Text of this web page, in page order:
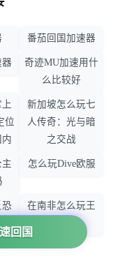
回国
番茄回国加速器
奇迹MU加速用什
么比较好
位
新加坡怎么玩七
人传奇：光与暗
之交战
怎么玩Dive欧服
恐
在南非怎么玩王